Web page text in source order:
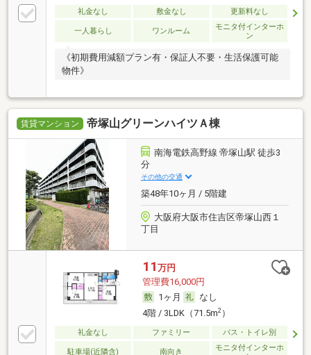
礼金なし 敷金なし 更新料なし
一人暮らし ワンルーム
モニタ付インターホ
ン
《初期費用減額プラン有・保証人不要・生活保護可能
物件》
賃貸マンション 帝塚山グリーンハイツＡ棟
南海電鉄高野線 帝塚山駅 徒歩3
分
その他の交通
築48年10ヶ月 / 5階建
大阪府大阪市住吉区帝塚山西１
丁目
11 万円
管理費16,000円
1ヶ月
なし
4階 / 3LDK（71.5m2）
礼金なし ファミリー バス・トイレ別
駐車場(近隣含) 南向き
モニタ付インターホ